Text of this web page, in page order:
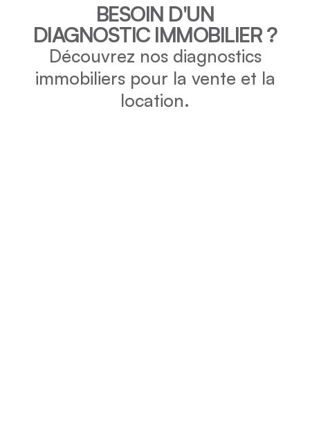
BESOIN D'UN
DIAGNOSTIC IMMOBILIER ?
Découvrez nos diagnostics
immobiliers pour la vente et la
location.